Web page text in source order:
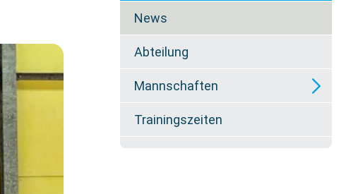
News
Abteilung
Mannschaften
U10
Trainingszeiten